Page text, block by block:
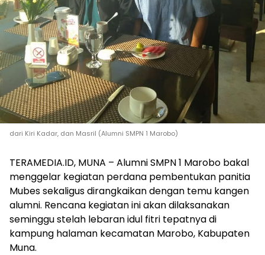
dari Kiri Kadar, dan Masril (Alumni SMPN 1 Marobo)
TERAMEDIA.ID, MUNA – Alumni SMPN 1 Marobo bakal
menggelar kegiatan perdana pembentukan panitia
Mubes sekaligus dirangkaikan dengan temu kangen
alumni. Rencana kegiatan ini akan dilaksanakan
seminggu stelah lebaran idul fitri tepatnya di
kampung halaman kecamatan Marobo, Kabupaten
Muna.